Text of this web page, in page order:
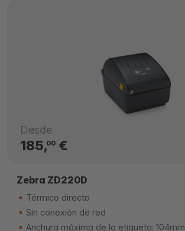
Desde
185,00€
Zebra ZD220D
Térmico directo
Sin conexión de red
Anchura máxima de la etiqueta: 104mm